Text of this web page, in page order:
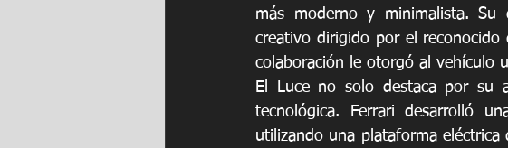
más moderno y minimalista. Su
creativo dirigido por el
colaboración le otorgó al vehículo
El Luce no solo destaca por su
tecnológica. Ferrari desarrolló
utilizando una plataforma eléctrica